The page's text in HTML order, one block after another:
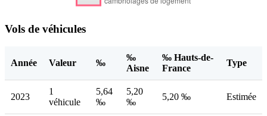
Vols de véhicules
Année Valeur ‰
‰
Aisne
‰ Hauts-de-
France
Type
2023
1
véhicule
5,64
‰
5,20
‰
5,20 ‰ Estimée